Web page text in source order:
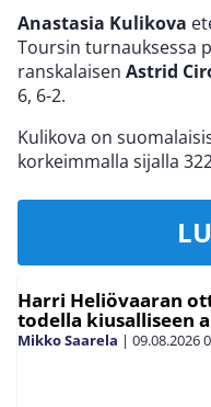
Anastasia Kulikova
Toursin turnauksessa
ranskalaisen Astrid
6, 6-2.
Kulikova on
korkeimmalla sijalla
Harri Heliövaaran
todella kiusalliseen
Mikko Saarela | 09.08.2026